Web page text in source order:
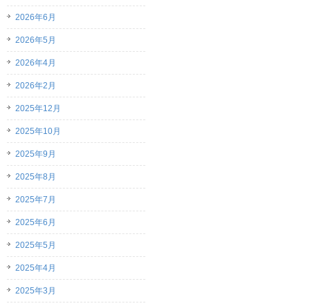
2026年6月
2026年5月
2026年4月
2026年2月
2025年12月
2025年10月
2025年9月
2025年8月
2025年7月
2025年6月
2025年5月
2025年4月
2025年3月